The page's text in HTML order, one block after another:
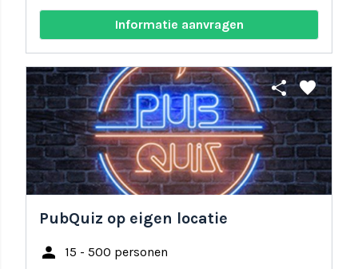
Informatie aanvragen
share favorite
PubQuiz op eigen locatie
person 15 - 500 personen